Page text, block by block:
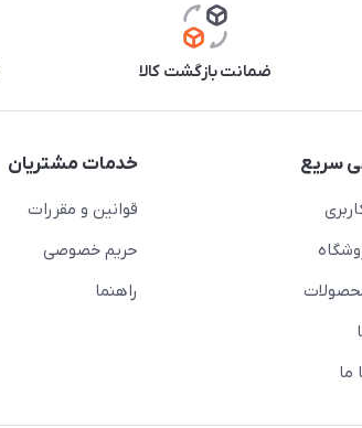
ضمانت بازگشت کالا
سریع
ما
خدمات مشتریان
قوانین و مقررات
حریم خصوصی
راهنما